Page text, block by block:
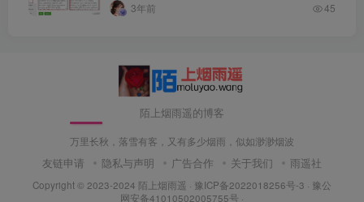
3年前 45
陌上烟雨遥的博客
万里长秋，落雪有客，又有多少烟雨，似如渺渺烟波
友链申请 隐私与声明 广告合作 关于我们 雨遥社
Copyright © 2023-2024 陌上烟雨遥 · 豫ICP备2022018256号-3 · 豫公
网安备41010502005755号 ·